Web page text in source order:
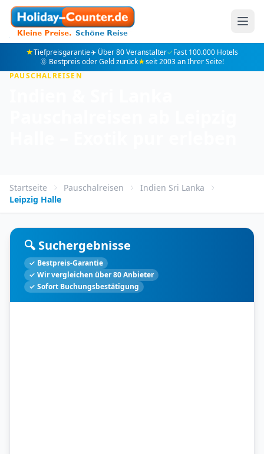
★Tiefpreisgarantie✈️ Über 80 Veranstalter✓Fast 100.000 Hotels
🌞 Bestpreis oder Geld zurück★seit 2003 an Ihrer Seite!
PAUSCHALREISEN
Startseite Pauschalreisen
Indien Sri Lanka
Leipzig Halle
🔍 Suchergebnisse
✓ Bestpreis-Garantie
✓ Wir vergleichen über 80 Anbieter
✓ Sofort Buchungsbestätigung